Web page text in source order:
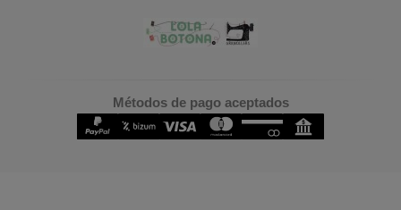
Métodos de pago aceptados